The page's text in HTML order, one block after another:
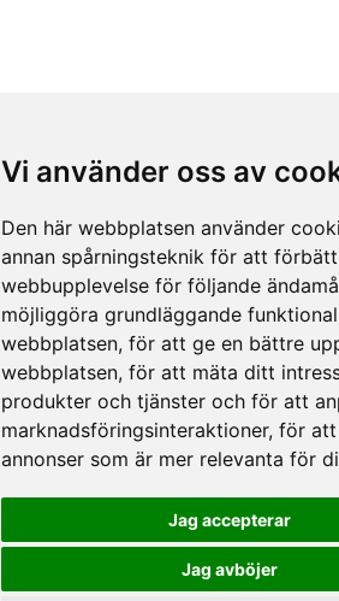
Vi använder oss av
Den här webbplatsen använder
annan spårningsteknik för att
webbupplevelse för följande
möjliggöra grundläggande
webbplatsen, för att ge en bättre
webbplatsen, för att mäta ditt
produkter och tjänster och för att
marknadsföringsinteraktioner, för att
annonser som är mer relevanta för
Jag accepterar
Jag avböjer